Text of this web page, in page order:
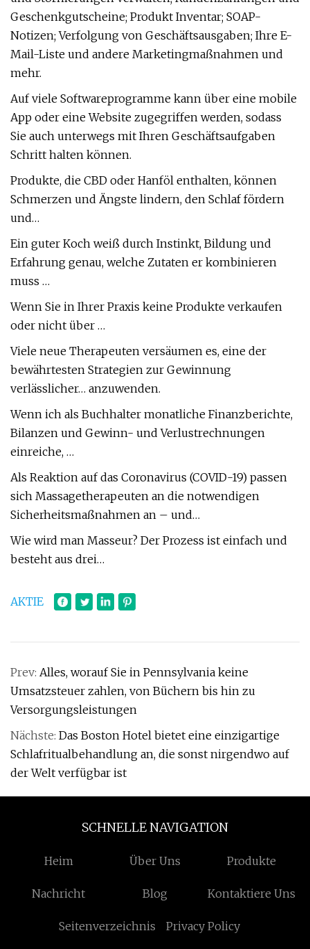
Geschenkgutscheine; Produkt Inventar; SOAP-
Notizen; Verfolgung von Geschäftsausgaben; Ihre E-
Mail-Liste und andere Marketingmaßnahmen und
mehr.
Auf viele Softwareprogramme kann über eine mobile
App oder eine Website zugegriffen werden, sodass
Sie auch unterwegs mit Ihren Geschäftsaufgaben
Schritt halten können.
Produkte, die CBD oder Hanföl enthalten, können
Schmerzen und Ängste lindern, den Schlaf fördern
und…
Ein guter Koch weiß durch Instinkt, Bildung und
Erfahrung genau, welche Zutaten er kombinieren
muss …
Wenn Sie in Ihrer Praxis keine Produkte verkaufen
oder nicht über …
Viele neue Therapeuten versäumen es, eine der
bewährtesten Strategien zur Gewinnung
verlässlicher… anzuwenden.
Wenn ich als Buchhalter monatliche Finanzberichte,
Bilanzen und Gewinn- und Verlustrechnungen
einreiche, …
Als Reaktion auf das Coronavirus (COVID-19) passen
sich Massagetherapeuten an die notwendigen
Sicherheitsmaßnahmen an – und…
Wie wird man Masseur? Der Prozess ist einfach und
besteht aus drei…
AKTIE
Prev: Alles, worauf Sie in Pennsylvania keine
Umsatzsteuer zahlen, von Büchern bis hin zu
Versorgungsleistungen
Nächste: Das Boston Hotel bietet eine einzigartige
Schlafritualbehandlung an, die sonst nirgendwo auf
der Welt verfügbar ist
SCHNELLE NAVIGATION
Heim Über Uns Produkte
Nachricht Blog Kontaktiere Uns
Seitenverzeichnis Privacy Policy